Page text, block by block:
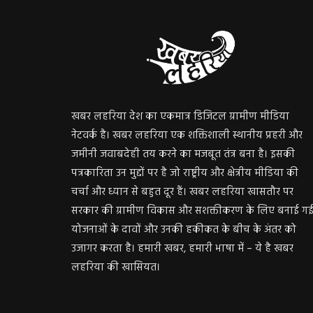
खबर लहरिया देश का एकमात्र डिजिटल ग्रामीण मीडिया
नेटवर्क है। खबर लहरिया एक शक्तिशाली स्थानीय प्रहरी और
जमीनी जवाबदेही तय करने का मजबूत तंत्र बना है। इसकी
पत्रकारिता उन मुद्दों पर है जो राष्ट्रीय और क्षेत्रीय मीडिया की
चर्चा और ध्यान से बहुत दूर हैं। खबर लहरिया खासतौर पर
सरकार की ग्रामीण विकास और सशक्तीकरण के लिए बनाई गई
योजनाओं के दावों और उनकी हकीकत के बीच के अंतर को
उजागर करता है। हमारी खबर, हमारी भाषा में – ये है खबर
लहरिया की खासियत।